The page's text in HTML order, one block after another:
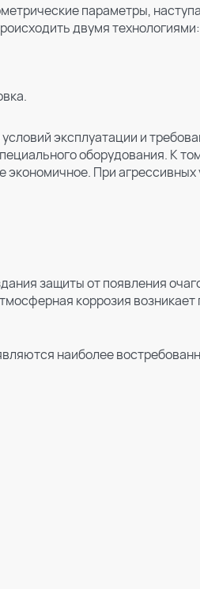
параметры,
двумя технологиями:
эксплуатации и
оборудования. К
экономичное. При
защиты от появления
коррозия
наиболее